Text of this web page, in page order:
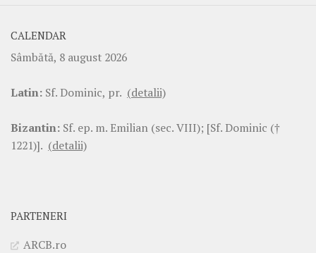
CALENDAR
Sâmbătă, 8 august 2026
Latin: Sf. Dominic, pr. (detalii)
Bizantin: Sf. ep. m. Emilian (sec. VIII); [Sf. Dominic (†
1221)]. (detalii)
PARTENERI
ARCB.ro